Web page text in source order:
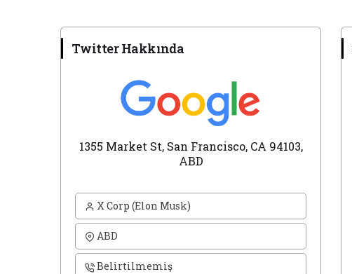
Twitter Hakkında
1355 Market St, San Francisco, CA 94103,
ABD
X Corp (Elon Musk)
ABD
Belirtilmemiş